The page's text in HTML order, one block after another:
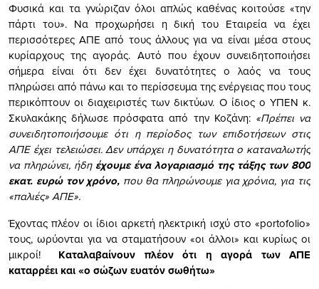
Φυσικά και τα γνώριζαν όλοι απλώς καθένας κοιτούσε «την
πάρτι του». Να προχωρήσει η δική του Εταιρεία να έχει
περισσότερες ΑΠΕ από τους άλλους για να είναι μέσα στους
κυρίαρχους της αγοράς. Αυτό που έχουν συνειδητοποιήσει
σήμερα είναι ότι δεν έχει δυνατότητες ο λαός να τους
πληρώσει από πάνω και το περίσσευμα της ενέργειας που τους
περικόπτουν οι διαχειριστές των δικτύων. Ο ίδιος ο ΥΠΕΝ κ.
Σκυλακάκης δήλωσε πρόσφατα από την Κοζάνη: «Πρέπει να
συνειδητοποιήσουμε ότι η περίοδος των επιδοτήσεων στις
ΑΠΕ έχει τελειώσει. Δεν υπάρχει η δυνατότητα ο καταναλωτής
να πληρώνει, ήδη έχουμε ένα λογαριασμό της τάξης των 800
εκατ. ευρώ τον χρόνο, που θα πληρώνουμε για χρόνια, για τις
«παλιές» ΑΠΕ».
Έχοντας πλέον οι ίδιοι αρκετή ηλεκτρική ισχύ στο «portofolio»
τους, ωρύονται για να σταματήσουν «οι άλλοι» και κυρίως οι
μικροί! Καταλαβαίνουν πλέον ότι η αγορά των ΑΠΕ
καταρρέει και «ο σώζων ευατόν σωθήτω»